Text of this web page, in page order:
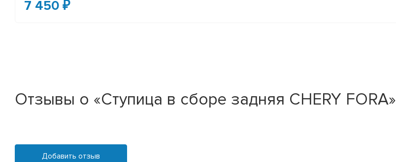
7 450 ₽
Отзывы о «Ступица в сборе задняя CHERY FORA»
Добавить отзыв